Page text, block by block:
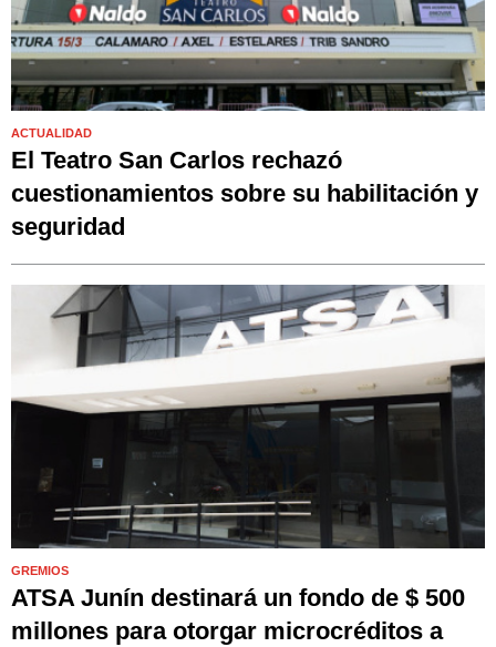
ACTUALIDAD
El Teatro San Carlos rechazó
cuestionamientos sobre su habilitación y
seguridad
GREMIOS
ATSA Junín destinará un fondo de $ 500
millones para otorgar microcréditos a